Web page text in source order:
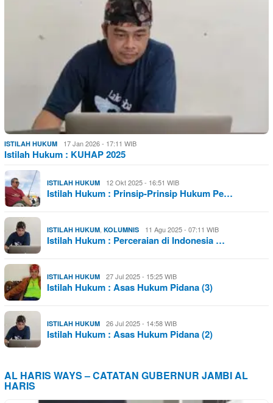
ISTILAH HUKUM 17 Jan 2026 - 17:11 WIB
Istilah Hukum : KUHAP 2025
ISTILAH HUKUM 12 Okt 2025 - 16:51 WIB
Istilah Hukum : Prinsip-Prinsip Hukum Pe…
ISTILAH HUKUM, KOLUMNIS 11 Agu 2025 - 07:11 WIB
Istilah Hukum : Perceraian di Indonesia …
ISTILAH HUKUM 27 Jul 2025 - 15:25 WIB
Istilah Hukum : Asas Hukum Pidana (3)
ISTILAH HUKUM 26 Jul 2025 - 14:58 WIB
Istilah Hukum : Asas Hukum Pidana (2)
AL HARIS WAYS – CATATAN GUBERNUR JAMBI AL
HARIS